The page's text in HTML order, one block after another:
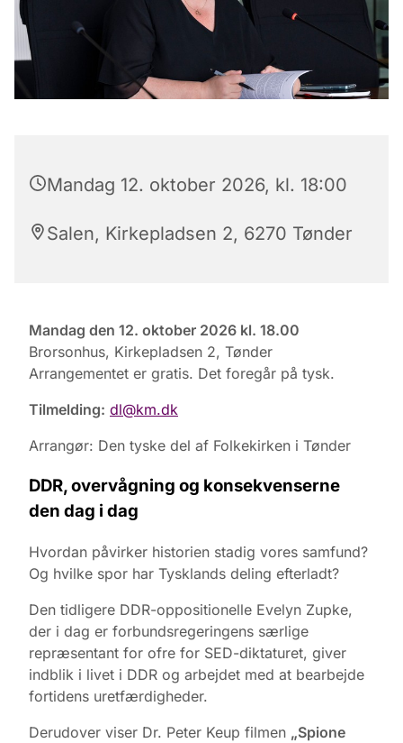
Mandag 12. oktober 2026, kl. 18:00
Salen, Kirkepladsen 2, 6270 Tønder
Mandag den 12. oktober 2026 kl. 18.00
Brorsonhus, Kirkepladsen 2, Tønder
Arrangementet er gratis. Det foregår på tysk.
Tilmelding: dl@km.dk
Arrangør: Den tyske del af Folkekirken i Tønder
DDR, overvågning og konsekvenserne
den dag i dag
Hvordan påvirker historien stadig vores samfund?
Og hvilke spor har Tysklands deling efterladt?
Den tidligere DDR-oppositionelle Evelyn Zupke,
der i dag er forbundsregeringens særlige
repræsentant for ofre for SED-diktaturet, giver
indblik i livet i DDR og arbejdet med at bearbejde
fortidens uretfærdigheder.
Derudover viser Dr. Peter Keup filmen „Spione